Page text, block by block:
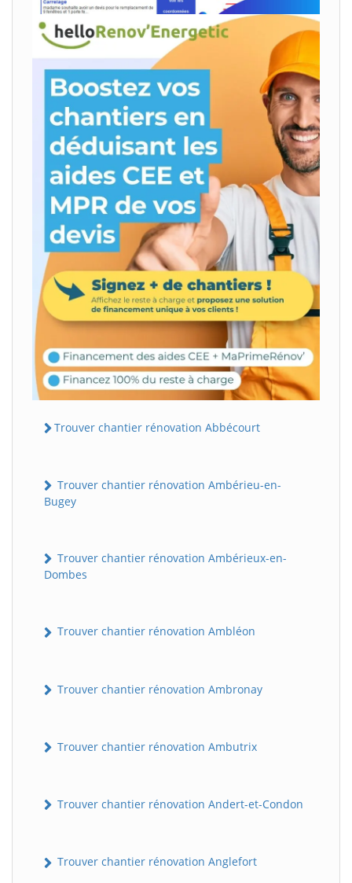
Trouver chantier rénovation Abbécourt
Trouver chantier rénovation Ambérieu-en-
Bugey
Trouver chantier rénovation Ambérieux-en-
Dombes
Trouver chantier rénovation Ambléon
Trouver chantier rénovation Ambronay
Trouver chantier rénovation Ambutrix
Trouver chantier rénovation Andert-et-Condon
Trouver chantier rénovation Anglefort